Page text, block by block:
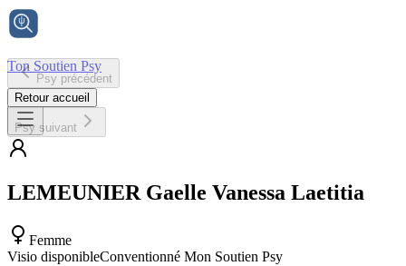
Ton Soutien Psy
Accueil
Psy précédent
Retour accueil
Psy suivant
LEMEUNIER Gaelle Vanessa Laetitia
Femme
Visio disponibleConventionné Mon Soutien Psy